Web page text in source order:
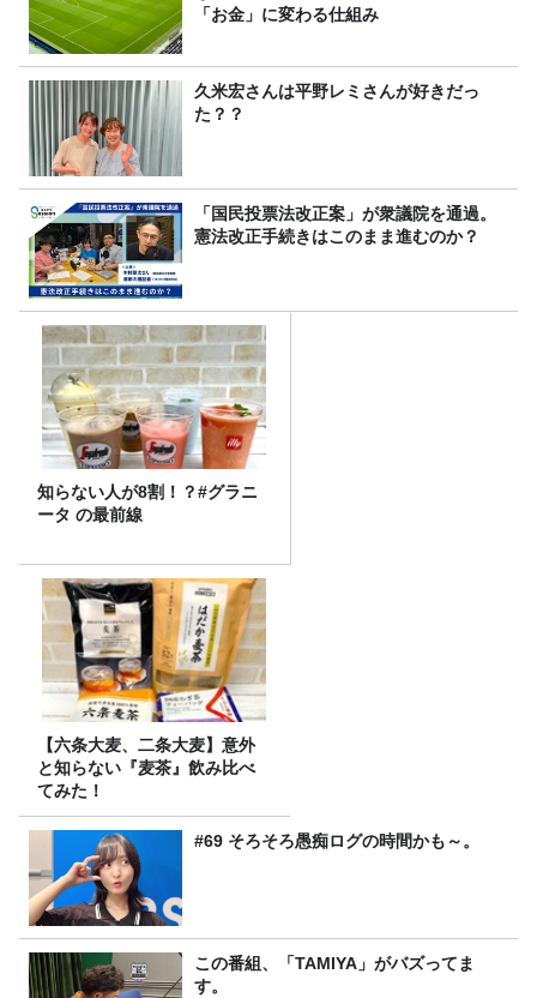
「お金」に変わる仕組み
久米宏さんは平野レミさんが好きだっ
た？？
「国民投票法改正案」が衆議院を通過。
憲法改正手続きはこのまま進むのか？
知らない人が8割！？#グラニ
ータ の最前線
【六条大麦、二条大麦】意外
と知らない『麦茶』飲み比べ
てみた！
#69 そろそろ愚痴ログの時間かも～。
この番組、「TAMIYA」がバズってま
す。